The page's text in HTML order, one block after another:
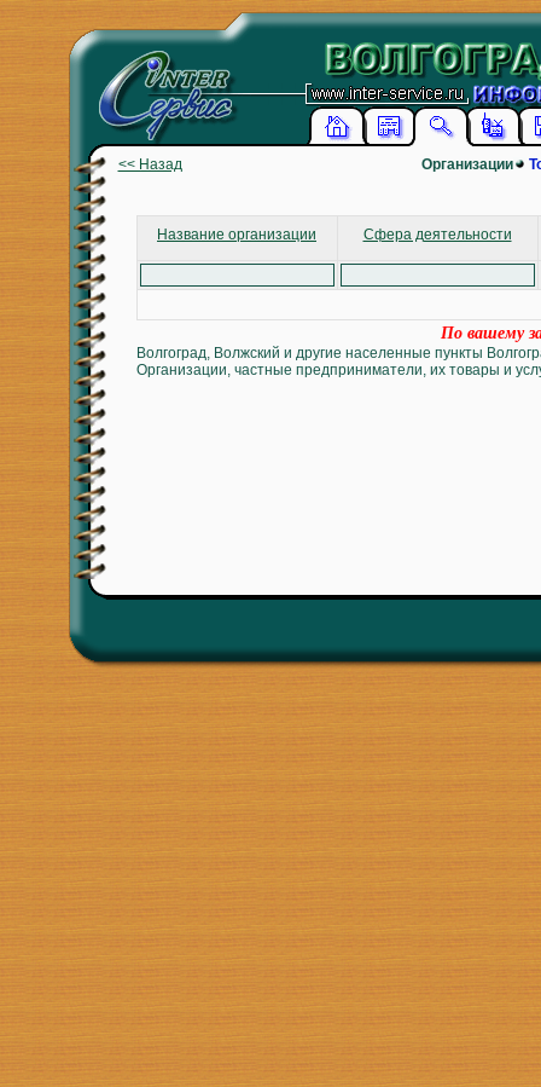
<< Назад Организации
Название организации Сфера деятельности
По вашему
Волгоград, Волжский и другие населенные пункты
Организации, частные предприниматели, их товары и